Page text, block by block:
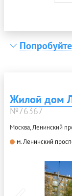
Жилой дом
№76367
Москва, Ленинский
м. Ленинский